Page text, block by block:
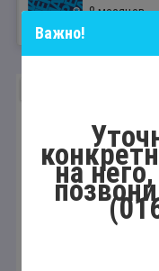
8 месяцев
Важно!
на